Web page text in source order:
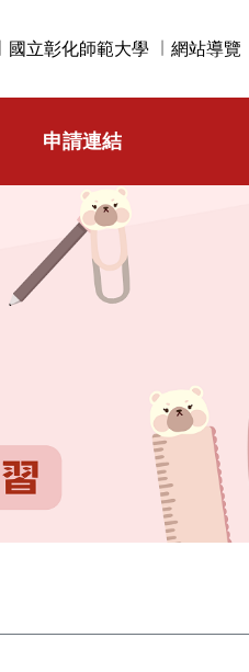
國立彰化師範大學 網站導覽
申請連結